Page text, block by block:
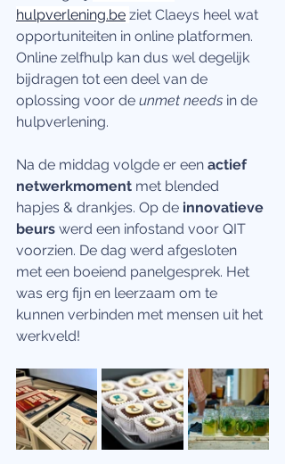
hulpverlening.be ziet Claeys heel wat
opportuniteiten in online platformen.
Online zelfhulp kan dus wel degelijk
bijdragen tot een deel van de
oplossing voor de unmet needs in de
hulpverlening.
Na de middag volgde er een actief
netwerkmoment met blended
hapjes & drankjes. Op de innovatieve
beurs werd een infostand voor QIT
voorzien. De dag werd afgesloten
met een boeiend panelgesprek. Het
was erg fijn en leerzaam om te
kunnen verbinden met mensen uit het
werkveld!